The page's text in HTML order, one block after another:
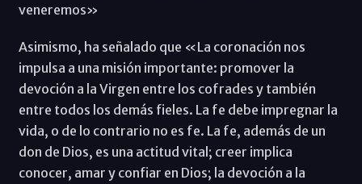
veneremos»
Asimismo, ha señalado que «La coronación nos
impulsa a una misión importante: promover la
devoción a la Virgen entre los cofrades y también
entre todos los demás fieles. La fe debe impregnar la
vida, o de lo contrario no es fe. La fe, además de un
don de Dios, es una actitud vital; creer implica
conocer, amar y confiar en Dios; la devoción a la